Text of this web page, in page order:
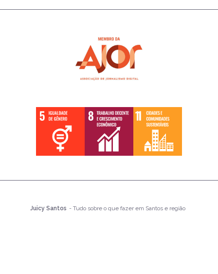
Juicy Santos - Tudo sobre o que fazer em Santos e região